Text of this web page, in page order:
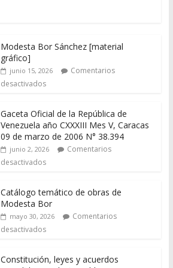
Modesta Bor Sánchez [material
gráfico]
junio 15, 2026
Comentarios
desactivados
Gaceta Oficial de la República de
Venezuela año CXXXIII Mes V, Caracas
09 de marzo de 2006 N° 38.394
junio 2, 2026
Comentarios
desactivados
Catálogo temático de obras de
Modesta Bor
mayo 30, 2026
Comentarios
desactivados
Constitución, leyes y acuerdos